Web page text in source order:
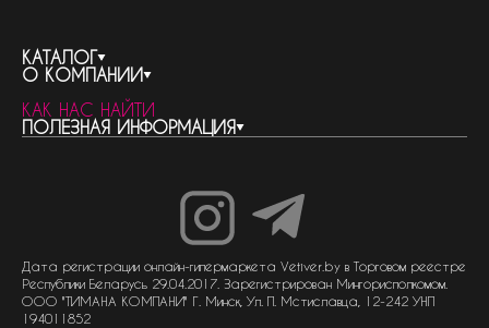
КАТАЛОГ
весь каталог
бренды
женская парфюмерия
мужская парфюмерия
унисекс парфюмерия
О КОМПАНИИ
контакты
о компании
доставка и оплата
КАК НАС НАЙТИ
ПОЛЕЗНАЯ ИНФОРМАЦИЯ
как совершить покупку
политика обработки персональных данных
политика обработки файлов cookie
Дата регистрации онлайн-гипермаркета Vetiver.by в Торговом реестре
Республики Беларусь 29.04.2017. Зарегистрирован Мингорисполкомом.
ООО "ТИМАНА КОМПАНИ" Г. Минск, Ул. П. Мстиславца, 12-242 УНП
194011852